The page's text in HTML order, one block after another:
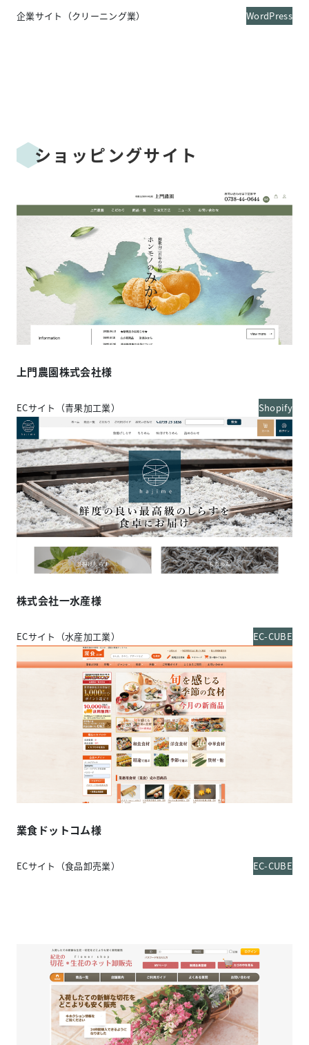
企業サイト（クリーニング業） WordPress
ショッピングサイト
上門農園株式会社様
ECサイト（青果加工業） Shopify
株式会社一水産様
ECサイト（水産加工業） EC-CUBE
業食ドットコム様
ECサイト（食品卸売業） EC-CUBE